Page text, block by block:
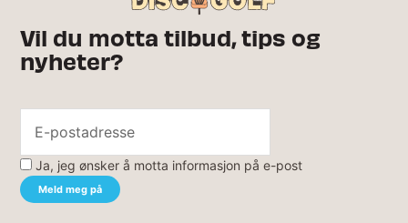
Vil du motta tilbud, tips og
nyheter?
Ja, jeg ønsker å motta informasjon på e-post